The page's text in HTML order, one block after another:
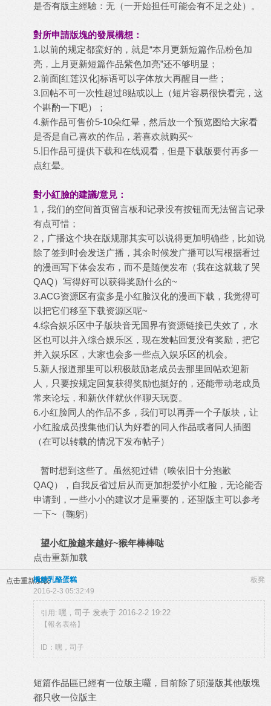
是否有版主經驗：无（一开始担任可能会有不足之处）。
對所申請版塊的發展構想：
1.以前的规定都蛮好的，就是“本月更新短篇作品粉色加
亮，上月更新短篇作品紫色加亮”还不够明显；
2.前面[红莲汉化]标语可以字体放大再醒目一些；
3.回帖不可一次性超过8贴或以上（短片容易很快看完，这
个斟酌一下吧）；
4.新作品可售价5-10朵红晕，然后放一个预览图给大家看
是否是自己喜欢的作品，若喜欢就购买~
5.旧作品可提供下载和在线观看，但是下载版要付再多一
点红晕。
對小紅臉的建議/意見：
1，我们的空间首页留言板和记录没有按钮而无法留言记录
有点可惜；
2，广播这个块在版规那其实可以说得更加明确些，比如说
除了签到时会发送广播，其余时候发广播可以写根据看过
的漫画写下体会发布，而不是随便发布（我在这就栽了哭
QAQ）写得好可以获得奖励什么的~
3.ACG资源区有蛮多是小红脸汉化的漫画下载，我觉得可
以把它们移至下载资源区呢~
4.综合娱乐区中子版块音无国界有资源链接已失效了，水
区也可以并入综合娱乐区，现在发帖回复没有奖励，把它
并入娱乐区，大家也会多一些点入娱乐区的机会。
5.新人报道那里可以积极鼓励老成员去那里回帖欢迎新
人，只要按规定回复获得奖励也挺好的，还能带动老成员
常来论坛，和新伙伴就伙伴聊天玩耍。
6.小红脸同人的作品不多，我们可以再弄一个子版块，让
小红脸成员搜集他们认为好看的同人作品或者同人插图
（在可以转载的情况下发布帖子）
暂时想到这些了。虽然犯过错（唉依旧十分抱歉
QAQ），自我反省过后从而更加想爱护小红脸，无论能否
申请到，一些小小的建议才是重要的，还望版主可以参考
一下~（鞠躬）
望小红脸越来越好~猴年棒棒哒
点击重新加载
点击重新加载 板凳
楓糖乳酪蛋糕
2016-2-3 05:32:49
引用: 嘿，司子 发表于 2016-2-2 19:22
【報名表格】
ID：嘿，司子
短篇作品區已經有一位版主囉，目前除了頭漫版其他版塊
都只收一位版主